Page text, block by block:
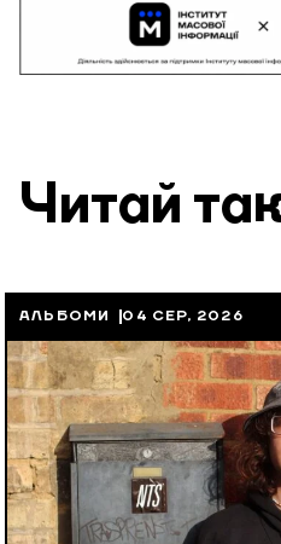
Читай
АЛЬБОМИ 04 СЕР, 2026